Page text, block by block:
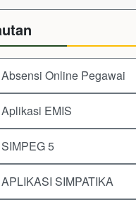
Absensi Online Pegawai
Aplikasi EMIS
SIMPEG 5
APLIKASI SIMPATIKA